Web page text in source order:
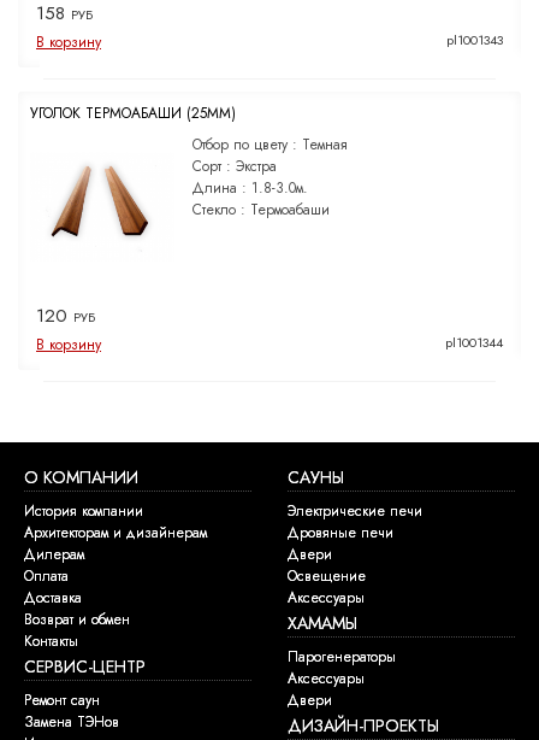
158 РУБ
В корзину pl1001343
УГОЛОК ТЕРМОАБАШИ (25ММ)
Отбор по цвету : Темная
Сорт : Экстра
Длина : 1.8-3.0м.
Стекло : Термоабаши
120 РУБ
В корзину pl1001344
О КОМПАНИИ
История компании
Архитекторам и дизайнерам
Дилерам
Оплата
Доставка
Возврат и обмен
Контакты
САУНЫ
Электрические печи
Дровяные печи
Двери
Освещение
Аксессуары
ХАМАМЫ
Парогенераторы
Аксессуары
Двери
СЕРВИС-ЦЕНТР
Ремонт саун
Замена ТЭНов
ДИЗАЙН-ПРОЕКТЫ